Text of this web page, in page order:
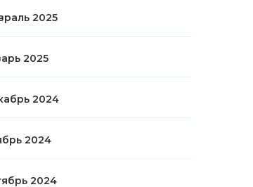
2025
2025
2024
2024
2024